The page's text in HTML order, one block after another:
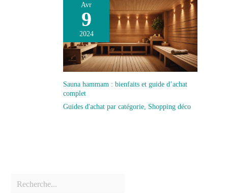
Avr
9
2024
Sauna hammam : bienfaits et guide d’achat
complet
Guides d'achat par catégorie, Shopping déco